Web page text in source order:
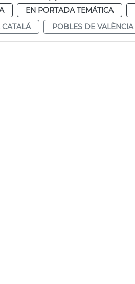
EN PORTADA TEMÁTICA
CATALÁ
POBLES DE VALÈNCIA